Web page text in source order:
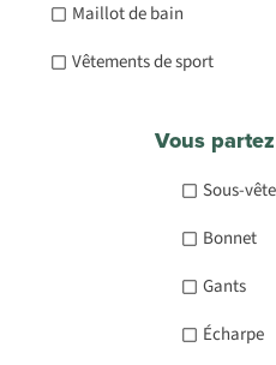
Maillot de bain
Vêtements de sport
Vous
Sous-
Bonnet
Gants
Écharpe